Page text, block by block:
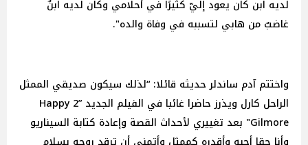
لديه ابن كان يعود إليّ كثيرًا في أحلامي وكان لديه ابنٌ
غاضبٌ من هابي لتسببه في وفاة والده".
واختتم آدم ساندلر حديثه قائلا: “لذلك سيكون صديقي الممثل
الراحل كارل ويذرز حاضرا غائبا في الفيلم الجديد ”2 Happy
Gilmore" بعد تغييري لأحداث القصة وإعادة كتابة السيناريو